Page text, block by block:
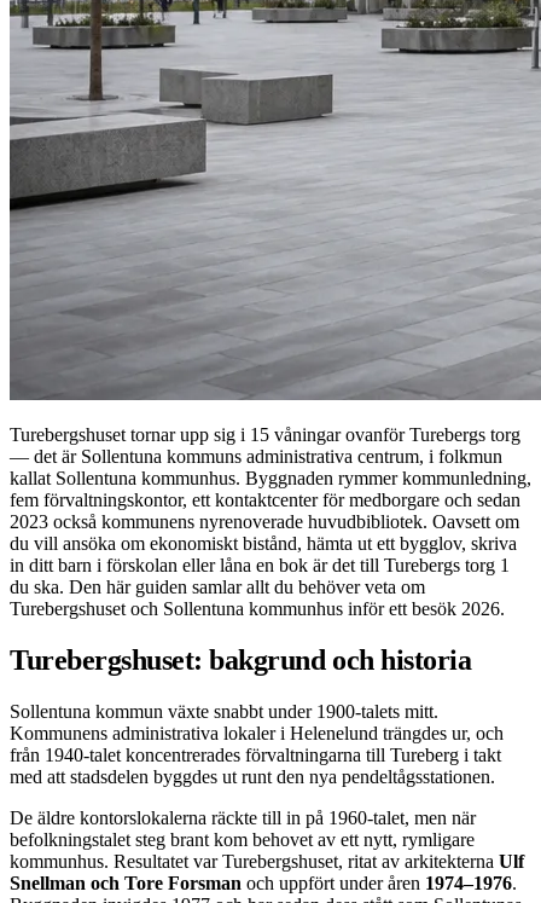
Turebergshuset tornar upp sig i 15 våningar ovanför Turebergs torg
— det är Sollentuna kommuns administrativa centrum, i folkmun
kallat Sollentuna kommunhus. Byggnaden rymmer kommunledning,
fem förvaltningskontor, ett kontaktcenter för medborgare och sedan
2023 också kommunens nyrenoverade huvudbibliotek. Oavsett om
du vill ansöka om ekonomiskt bistånd, hämta ut ett bygglov, skriva
in ditt barn i förskolan eller låna en bok är det till Turebergs torg 1
du ska. Den här guiden samlar allt du behöver veta om
Turebergshuset och Sollentuna kommunhus inför ett besök 2026.
Turebergshuset: bakgrund och historia
Sollentuna kommun växte snabbt under 1900-talets mitt.
Kommunens administrativa lokaler i Helenelund trängdes ur, och
från 1940-talet koncentrerades förvaltningarna till Tureberg i takt
med att stadsdelen byggdes ut runt den nya pendeltågsstationen.
De äldre kontorslokalerna räckte till in på 1960-talet, men när
befolkningstalet steg brant kom behovet av ett nytt, rymligare
kommunhus. Resultatet var Turebergshuset, ritat av arkitekterna Ulf
Snellman och Tore Forsman och uppfört under åren 1974–1976.